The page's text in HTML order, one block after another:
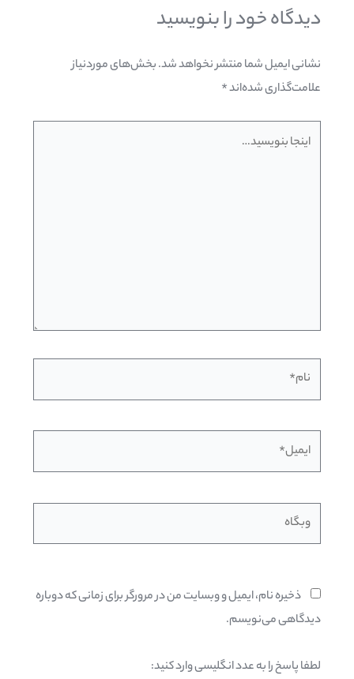
دیدگاه‌ خود را بنویسید
نشانی ایمیل شما منتشر نخواهد شد.بخش‌های موردنیاز
علامت‌گذاری شده‌اند*
نام*
ایمیل*
وبگاه
ذخیره نام، ایمیل و وبسایت من در مرورگر برای زمانی که دوباره
دیدگاهی می‌نویسم.
لطفا پاسخ را به عدد انگلیسی وارد کنید: